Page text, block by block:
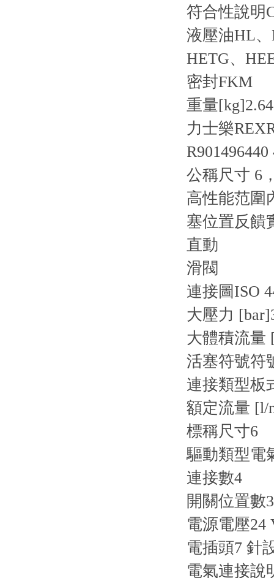
符合性說明
液壓油HL
HETG、
密封FKM
重量[kg]2.64
力士樂
公稱尺寸
高性能范圍
塞位置反饋
直動
滑閥
連接圖ISO
大壓力 [bar]
大體積流量
活塞符號符
連接類型板
額定流量 [l/
標稱尺寸6
驅動類型電
連接數4
開關位置數3
電源電壓24
電插頭7 針
電氣連接說